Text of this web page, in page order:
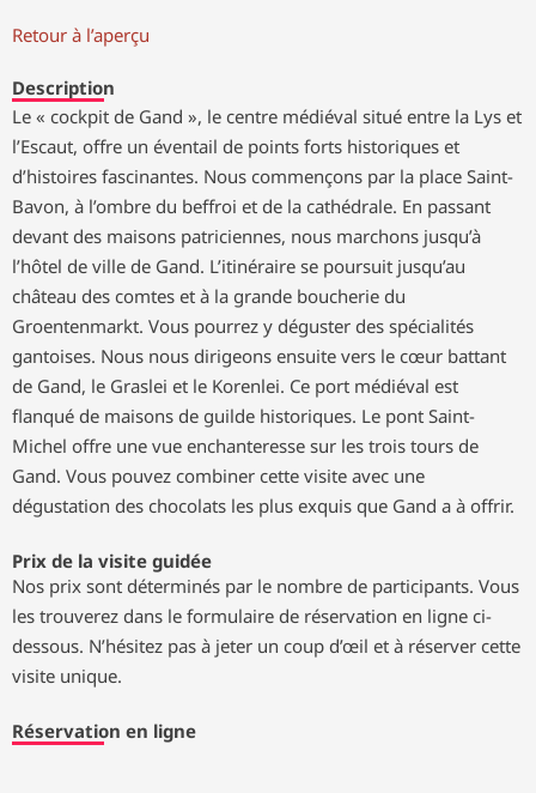
Retour à l’aperçu
Description
Le « cockpit de Gand », le centre médiéval situé entre la Lys et
l’Escaut, offre un éventail de points forts historiques et
d’histoires fascinantes. Nous commençons par la place Saint-
Bavon, à l’ombre du beffroi et de la cathédrale. En passant
devant des maisons patriciennes, nous marchons jusqu’à
l’hôtel de ville de Gand. L’itinéraire se poursuit jusqu’au
château des comtes et à la grande boucherie du
Groentenmarkt. Vous pourrez y déguster des spécialités
gantoises. Nous nous dirigeons ensuite vers le cœur battant
de Gand, le Graslei et le Korenlei. Ce port médiéval est
flanqué de maisons de guilde historiques. Le pont Saint-
Michel offre une vue enchanteresse sur les trois tours de
Gand. Vous pouvez combiner cette visite avec une
dégustation des chocolats les plus exquis que Gand a à offrir.
Prix de la visite guidée
Nos prix sont déterminés par le nombre de participants. Vous
les trouverez dans le formulaire de réservation en ligne ci-
dessous. N’hésitez pas à jeter un coup d’œil et à réserver cette
visite unique.
Réservation en ligne